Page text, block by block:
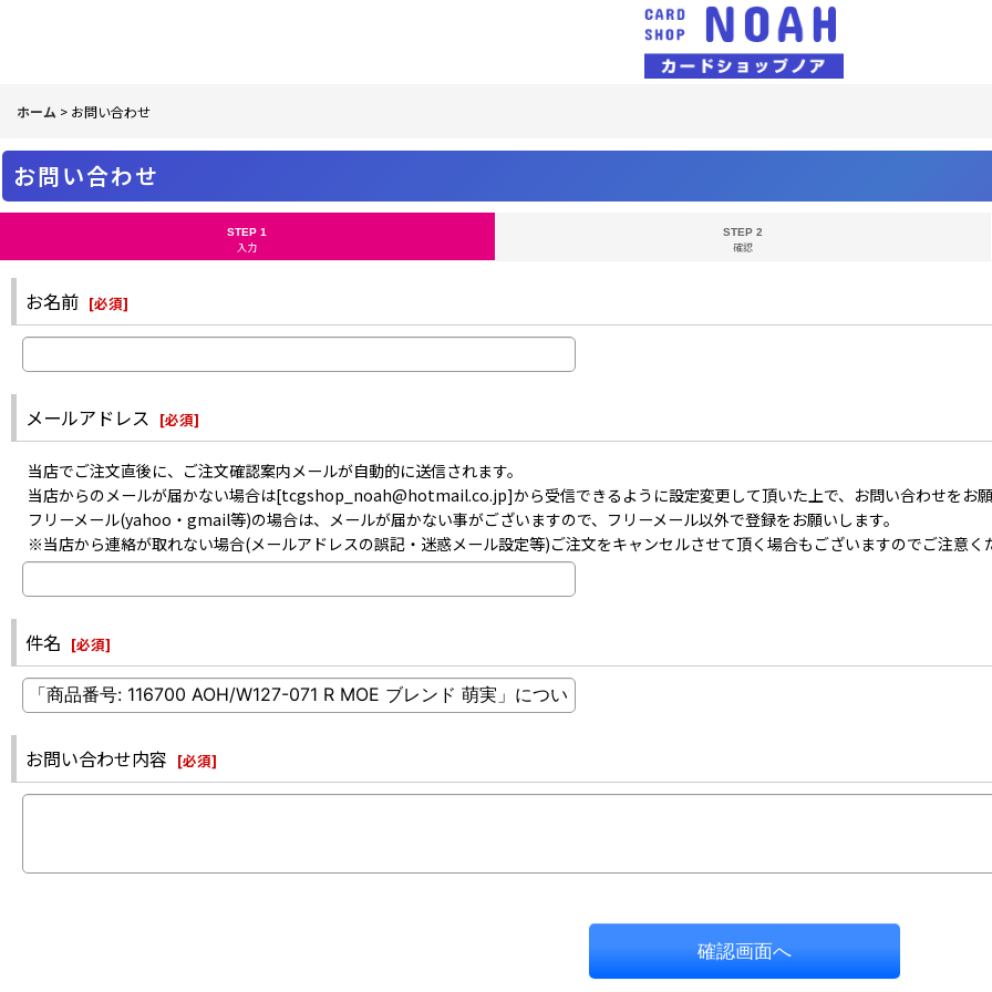
ホーム > お問い合わせ
お問い合わせ
STEP 1
入力
STEP 2
確認
お名前 [必須]
メールアドレス [必須]
当店でご注文直後に、ご注文確認案内メールが自動的に送信されます。
当店からのメールが届かない場合は[tcgshop_noah@hotmail.co.jp]から受信できるように設定変更して頂いた上で、お問い合わせをお
フリーメール(yahoo・gmail等)の場合は、メールが届かない事がございますので、フリーメール以外で登録をお願いします。
※当店から連絡が取れない場合(メールアドレスの誤記・迷惑メール設定等)ご注文をキャンセルさせて頂く場合もございますのでご注意く
件名 [必須]
お問い合わせ内容 [必須]
確認画面へ